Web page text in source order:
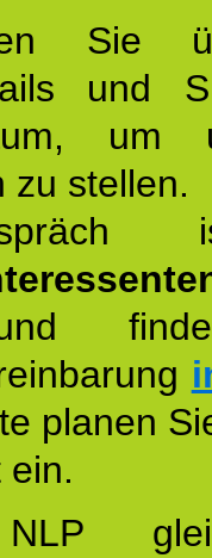
Sie
und
um
zu stellen.
planen
ein.